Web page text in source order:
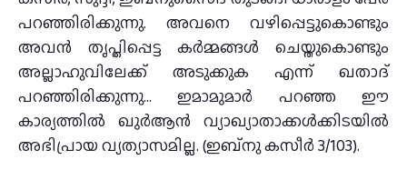
പറഞ്ഞിരിക്കുന്നു. അവനെ വഴിപ്പെട്ടുകൊണ്ടും
അവൻ തൃപ്തിപ്പെട്ട കർമ്മങ്ങൾ ചെയ്തുകൊണ്ടും
അല്ലാഹുവിലേക്ക് അടുക്കുക എന്ന് ഖതാദ്
പറഞ്ഞിരിക്കുന്നു… ഇമാമുമാർ പറഞ്ഞ ഈ
കാര്യത്തിൽ ഖുർആൻ വ്യാഖ്യാതാക്കൾക്കിടയിൽ
അഭിപ്രായ വ്യത്യാസമില്ല. (ഇബ്‌നു കസീർ 3/103).